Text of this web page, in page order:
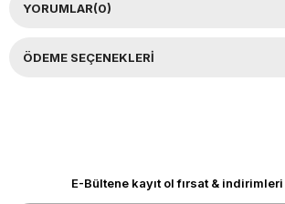
YORUMLAR(0)
ÖDEME SEÇENEKLERI
E-Bültene kayıt ol fırsat & indirimleri